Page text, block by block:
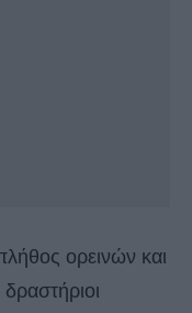
ορεινών και